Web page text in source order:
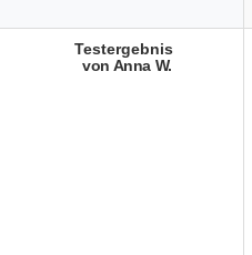
Testergebnis
von Anna W.